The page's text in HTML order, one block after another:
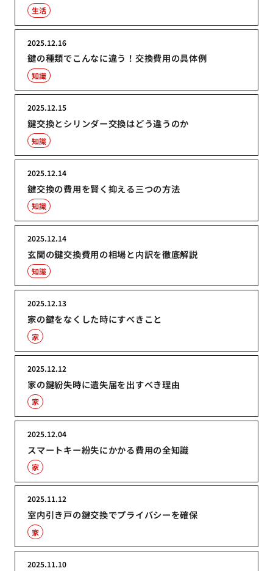
生活
鍵の種類でこんなに違う！交換費用の具体例
2025.12.16
知識
鍵交換とシリンダー交換はどう違うのか
2025.12.15
知識
鍵交換の費用を賢く抑える三つの方法
2025.12.14
知識
玄関の鍵交換費用の相場と内訳を徹底解説
2025.12.14
知識
家の鍵をなくした時にすべきこと
2025.12.13
家
家の鍵紛失時に遺失届を出すべき理由
2025.12.12
家
スマートキー紛失にかかる費用の全知識
2025.12.04
家
室内引き戸の鍵交換でプライバシーを確保
2025.11.12
家
2025.11.10